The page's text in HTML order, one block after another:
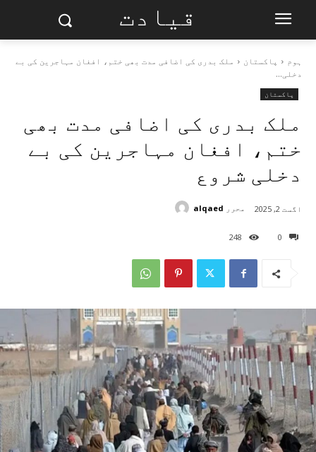
قیادت
ہوم پاکستان
ملک بدری کی اضافی مدت بھی ختم، افغان مہاجرین کی بے
دخلی...
پاکستان
ملک بدری کی اضافی مدت بھی
ختم، افغان مہاجرین کی بے
دخلی شروع
0
248
اگست 2, 2025 محرر alqaed